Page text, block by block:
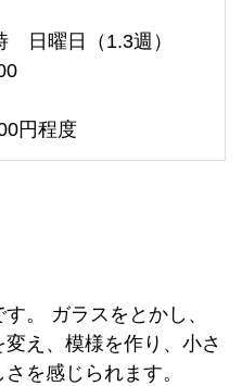
日曜日（1.3週）
円程度
。 ガラスをとかし、
え、模様を作り、小さ
を感じられます。